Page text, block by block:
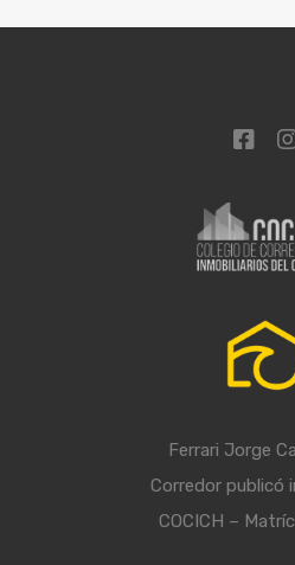
Ferrari Jorge
Corredor publicó
COCICH –